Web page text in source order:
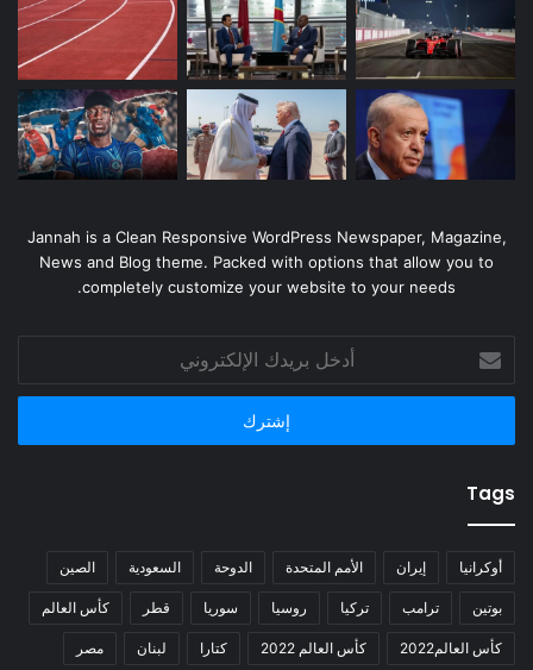
Jannah is a Clean Responsive WordPress Newspaper, Magazine,
News and Blog theme. Packed with options that allow you to
completely customize your website to your needs.
بريدك
الإلكتروني
Tags
أوكرانيا إيران الأمم المتحدة الدوحة السعودية الصين
بوتين ترامب تركيا روسيا سوريا قطر كأس العالم
كأس العالم2022 كأس العالم 2022 كتارا لبنان مصر